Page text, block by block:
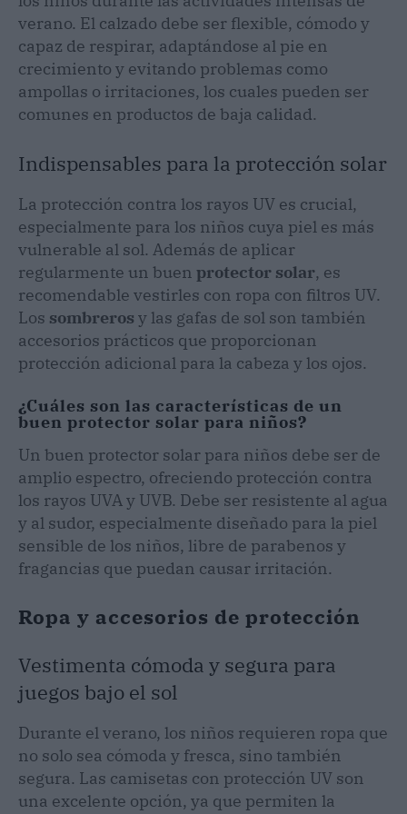
verano. El calzado debe ser flexible, cómodo y
capaz de respirar, adaptándose al pie en
crecimiento y evitando problemas como
ampollas o irritaciones, los cuales pueden ser
comunes en productos de baja calidad.
Indispensables para la protección solar
La protección contra los rayos UV es crucial,
especialmente para los niños cuya piel es más
vulnerable al sol. Además de aplicar
regularmente un buen protector solar, es
recomendable vestirles con ropa con filtros UV.
Los sombreros y las gafas de sol son también
accesorios prácticos que proporcionan
protección adicional para la cabeza y los ojos.
¿Cuáles son las características de un
buen protector solar para niños?
Un buen protector solar para niños debe ser de
amplio espectro, ofreciendo protección contra
los rayos UVA y UVB. Debe ser resistente al agua
y al sudor, especialmente diseñado para la piel
sensible de los niños, libre de parabenos y
fragancias que puedan causar irritación.
Ropa y accesorios de protección
Vestimenta cómoda y segura para
juegos bajo el sol
Durante el verano, los niños requieren ropa que
no solo sea cómoda y fresca, sino también
segura. Las camisetas con protección UV son
una excelente opción, ya que permiten la